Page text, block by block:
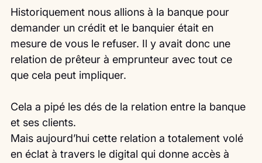
Historiquement nous allions à la banque pour
demander un crédit et le banquier était en
mesure de vous le refuser. Il y avait donc une
relation de prêteur à emprunteur avec tout ce
que cela peut impliquer.
Cela a pipé les dés de la relation entre la banque
et ses clients.
Mais aujourd’hui cette relation a totalement volé
en éclat à travers le digital qui donne accès à